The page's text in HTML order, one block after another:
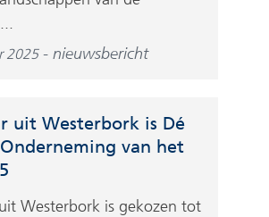
2025 nieuwsbericht
uit Westerbork is Dé
van het
Westerbork is gekozen tot